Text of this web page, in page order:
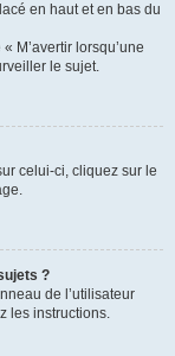
en haut et en bas du
M’avertir lorsqu’une
le sujet.
celui-ci, cliquez sur le
?
de l’utilisateur
les instructions.